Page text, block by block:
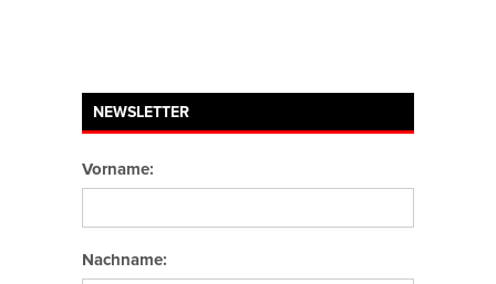
NEWSLETTER
Vorname:
Nachname: